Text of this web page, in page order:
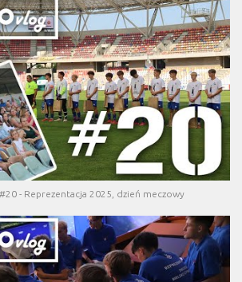
- Reprezentacja 2025, dzień meczowy